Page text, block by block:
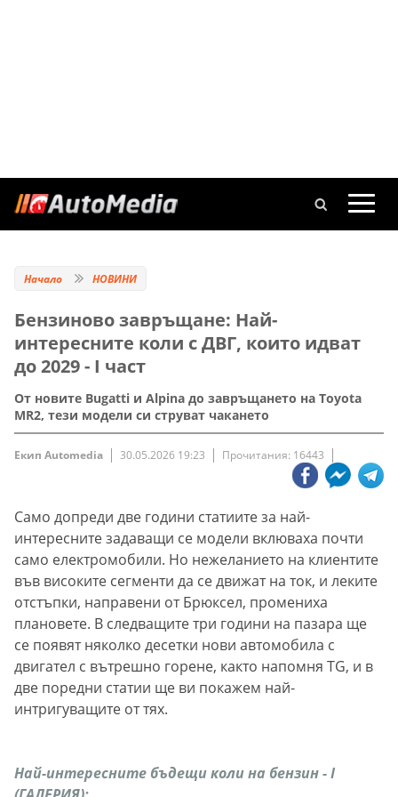
Начало НОВИНИ
Бензиново завръщане: Най-
интересните коли с ДВГ, които идват
до 2029 - I част
От новите Bugatti и Alpina до завръщането на Toyota
MR2, тези модели си струват чакането
Екип Automedia 30.05.2026 19:23 Прочитания: 16443
Само допреди две години статиите за най-
интересните задаващи се модели вклюваха почти
само електромобили. Но нежеланието на клиентите
във високите сегменти да се движат на ток, и леките
отстъпки, направени от Брюксел, промениха
плановете. В следващите три години на пазара ще
се появят няколко десетки нови автомобила с
двигател с вътрешно горене, както напомня TG, и в
две поредни статии ще ви покажем най-
интригуващите от тях.
Най-интересните бъдещи коли на бензин - I